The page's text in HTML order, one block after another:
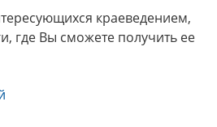
краеведением,
где Вы сможете получить ее